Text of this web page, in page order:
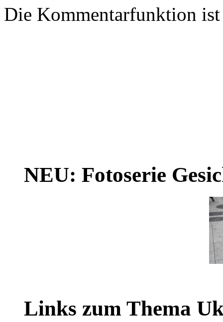
Die Kommentarfunktion
NEU: Fotoserie
Links zum Thema